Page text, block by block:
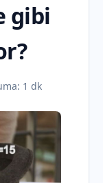
gibi
1 dk